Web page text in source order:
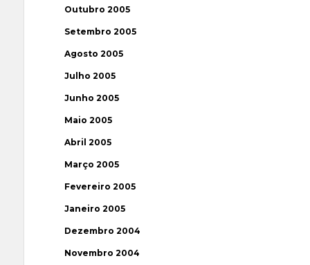
Outubro 2005
Setembro 2005
Agosto 2005
Julho 2005
Junho 2005
Maio 2005
Abril 2005
Março 2005
Fevereiro 2005
Janeiro 2005
Dezembro 2004
Novembro 2004